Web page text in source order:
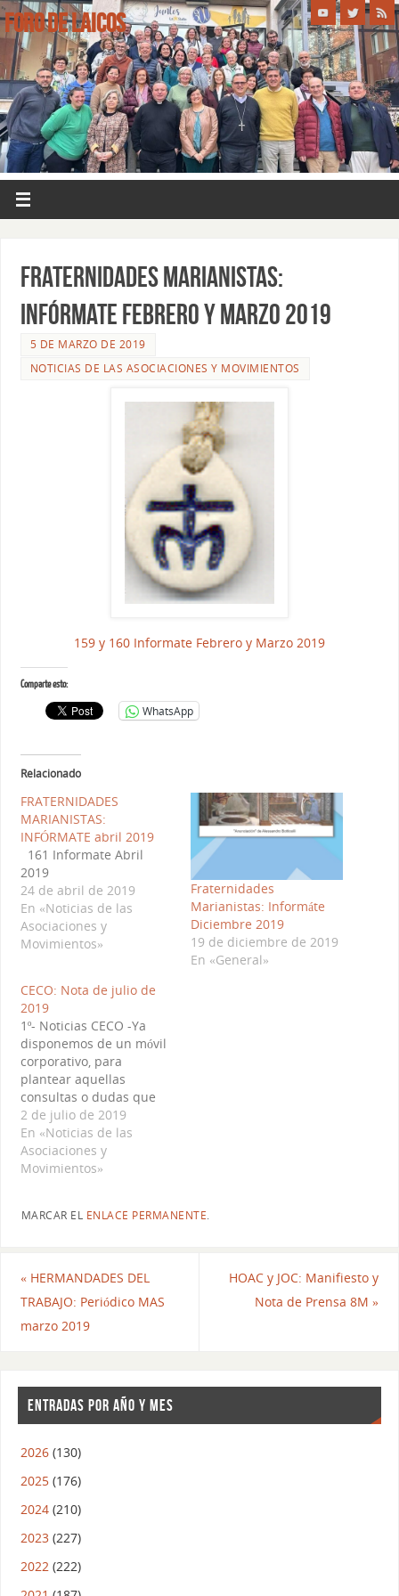
FORO DE LAICOS
FRATERNIDADES MARIANISTAS:
INFÓRMATE febrero y marzo 2019
5 DE MARZO DE 2019
NOTICIAS DE LAS ASOCIACIONES Y MOVIMIENTOS
159 y 160 Informate Febrero y Marzo 2019
Comparte esto:
WhatsApp
Relacionado
FRATERNIDADES
MARIANISTAS:
INFÓRMATE abril 2019
161 Informate Abril
2019
24 de abril de 2019
En «Noticias de las
Asociaciones y
Movimientos»
Fraternidades
Marianistas: Informáte
Diciembre 2019
19 de diciembre de 2019
En «General»
CECO: Nota de julio de
2019
1º- Noticias CECO -Ya
disponemos de un móvil
corporativo, para
plantear aquellas
consultas o dudas que
tengáis con respecto a
nuestra asociación. El
teléfono es: 643 11 40 22.
-El beneficio de la rifa
recaudar fondos con el
2 de julio de 2019
En «Noticias de las
Asociaciones y
Movimientos»
MARCAR EL ENLACE PERMANENTE.
«HERMANDADES DEL
TRABAJO: Periódico MAS
marzo 2019
HOAC y JOC: Manifiesto y
Nota de Prensa 8M»
ENTRADAS POR AÑO Y MES
2026(130)
2025(176)
2024(210)
2023(227)
2022(222)